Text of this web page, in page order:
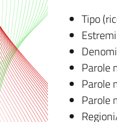
Tipo
Parole
Parole
Parole